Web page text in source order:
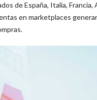
de España, Italia, Francia,
en marketplaces